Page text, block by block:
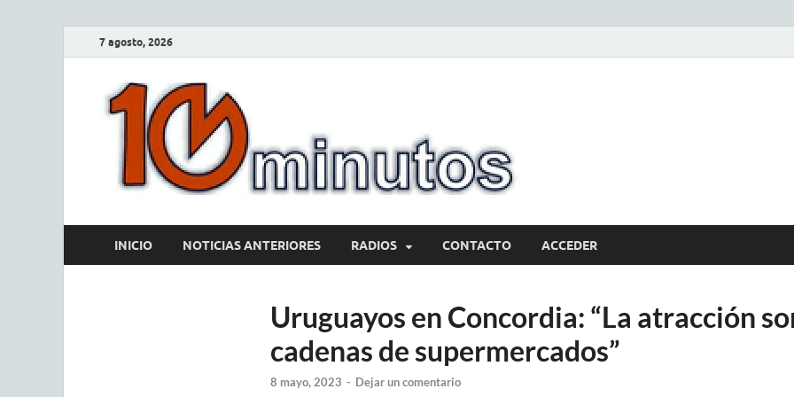
7 agosto, 2026
INICIO NOTICIAS ANTERIORES RADIOS CONTACTO ACCEDER
Uruguayos en Concordia: “La atracción
cadenas de supermercados”
8 mayo, 2023 - Dejar un comentario